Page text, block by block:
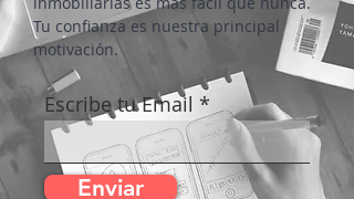
actualizaciones. Con nuestro blog,
estar al día con las noticias
inmobiliarias es más fácil que nunca.
Tu confianza es nuestra principal
motivación.
Escribe tu Email